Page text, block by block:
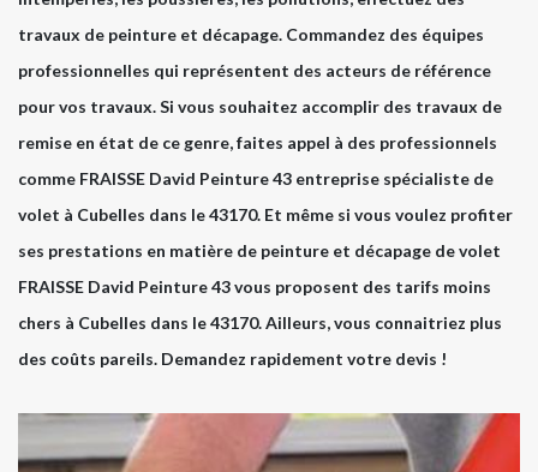
travaux de peinture et décapage. Commandez des équipes
professionnelles qui représentent des acteurs de référence
pour vos travaux. Si vous souhaitez accomplir des travaux de
remise en état de ce genre, faites appel à des professionnels
comme FRAISSE David Peinture 43 entreprise spécialiste de
volet à Cubelles dans le 43170. Et même si vous voulez profiter
ses prestations en matière de peinture et décapage de volet
FRAISSE David Peinture 43 vous proposent des tarifs moins
chers à Cubelles dans le 43170. Ailleurs, vous connaitriez plus
des coûts pareils. Demandez rapidement votre devis !